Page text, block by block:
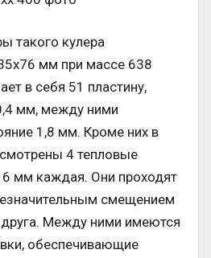
такого кулера
мм при массе 638
в себя 51 пластину,
мм, между ними
1,8 мм. Кроме них в
4 тепловые
мм каждая. Они проходят
смещением
друга. Между ними имеются
обеспечивающие